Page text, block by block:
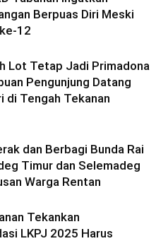
Berpuas Diri Meski
12
Lot Tetap Jadi Primadona
Pengunjung Datang
di Tengah Tekanan
dan Berbagi Bunda Rai
Timur dan Selemadeg
Warga Rentan
Tekankan
LKPJ 2025 Harus